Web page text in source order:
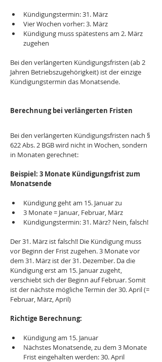
Kündigungstermin: 31. März
Vier Wochen vorher: 3. März
Kündigung muss spätestens am 2. März
zugehen
Bei den verlängerten Kündigungsfristen (ab 2
Jahren Betriebszugehörigkeit) ist der einzige
Kündigungstermin das Monatsende.
Berechnung bei verlängerten Fristen
Bei den verlängerten Kündigungsfristen nach §
622 Abs. 2 BGB wird nicht in Wochen, sondern
in Monaten gerechnet:
Beispiel: 3 Monate Kündigungsfrist zum
Monatsende
Kündigung geht am 15. Januar zu
3 Monate = Januar, Februar, März
Kündigungstermin: 31. März? Nein, falsch!
Der 31. März ist falsch!! Die Kündigung muss
vor Beginn der Frist zugehen. 3 Monate vor
dem 31. März ist der 31. Dezember. Da die
Kündigung erst am 15. Januar zugeht,
verschiebt sich der Beginn auf Februar. Somit
ist der nächste mögliche Termin der 30. April (=
Februar, März, April)
Richtige Berechnung:
Kündigung am 15. Januar
Nächstes Monatsende, zu dem 3 Monate
Frist eingehalten werden: 30. April